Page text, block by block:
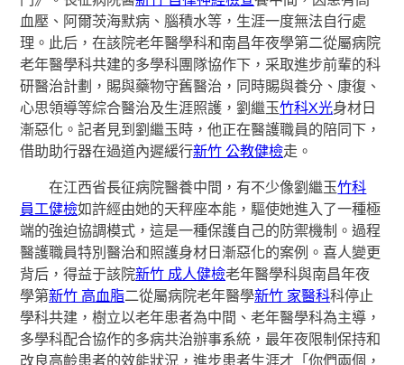
血壓、阿爾茨海默病、腦積水等，生涯一度無法自行處
理。此后，在該院老年醫學科和南昌年夜學第二從屬病院
老年醫學科共建的多學科團隊協作下，采取進步前輩的科
研醫治計劃，賜與藥物守舊醫治，同時賜與養分、康復、
心思領導等綜合醫治及生涯照護，劉繼玉竹科X光身材日
漸惡化。記者見到劉繼玉時，他正在醫護職員的陪同下，
借助助行器在過道內遲緩行新竹 公教健檢走。
在江西省長征病院醫養中間，有不少像劉繼玉竹科
員工健檢如許經由她的天秤座本能，驅使她進入了一種極
端的強迫協調模式，這是一種保護自己的防禦機制。過程
醫護職員特別醫治和照護身材日漸惡化的案例。喜人變更
背后，得益于該院新竹 成人健檢老年醫學科與南昌年夜
學第新竹 高血脂二從屬病院老年醫學新竹 家醫科科停止
學科共建，樹立以老年患者為中間、老年醫學科為主導，
多學科配合協作的多病共治辦事系統，最年夜限制保持和
改良高齡患者的效能狀況，進步患者生涯才「你們兩個，